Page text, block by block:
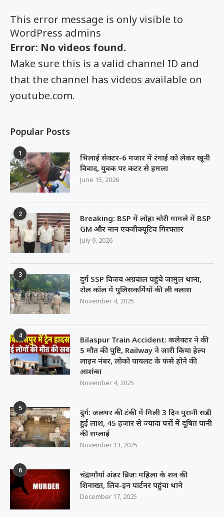
This error message is only visible to
WordPress admins
Error: No videos found.
Make sure this is a valid channel ID and
that the channel has videos available on
youtube.com.
Popular Posts
1
भिलाई सेक्टर-6 मजार में रंगाई को लेकर खूनी
विवाद, युवक पर कटर से हमला
June 15, 2026
2
Breaking: BSP में लोहा चोरी मामले में BSP
GM और नान एक्जीक्यूटिव गिरफ्तार
July 9, 2026
3
दुर्ग SSP विजय अग्रवाल पहुंचे जामुल थाना,
रोल कॉल में पुलिसकर्मियों की ली क्लास
November 4, 2025
4
Bilaspur Train Accident: कलेक्टर ने की
5 मौत की पुष्टि, Railway ने जारी किया हेल्प
लाइन नंबर, लोको पायलट के फंसे होने की
आशंका
November 4, 2025
5
दुर्ग: जलघर की टंकी में मिली 3 दिन पुरानी सड़ी
हुई लाश, 45 हजार से ज्यादा घरों में दूषित पानी
की सप्लाई
November 13, 2025
6
चंद्रामौर्या अंडर ब्रिजः महिला के शव की
शिनाख्त, लिव-इन पार्टनर पहुंचा थाने
December 17, 2025